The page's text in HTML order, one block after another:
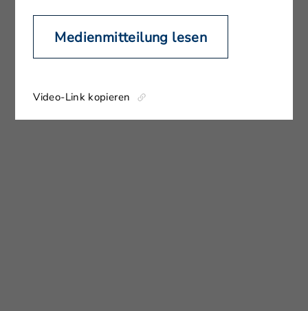
Medienmitteilung lesen
Video-Link kopieren